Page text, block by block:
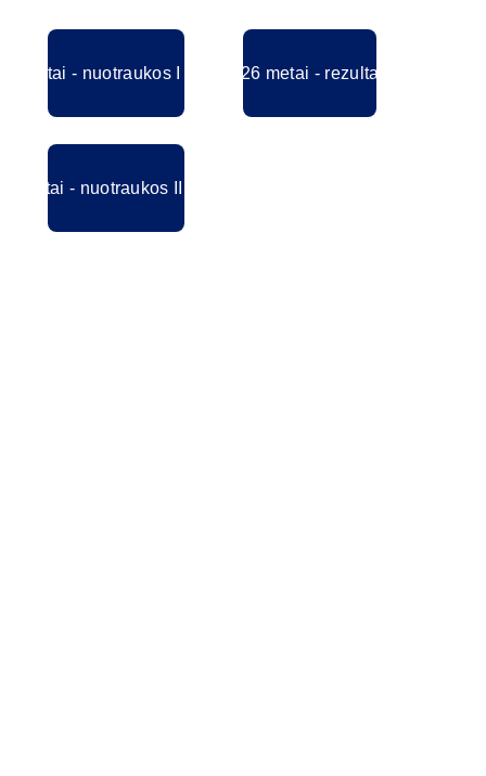
metai - nuotraukos I albumas2026 metai - rezultatai
metai - nuotraukos II albumas